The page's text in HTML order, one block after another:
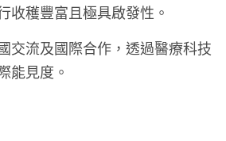
收穫豐富且極具啟發性。
交流及國際合作，透過醫療科技
能見度。